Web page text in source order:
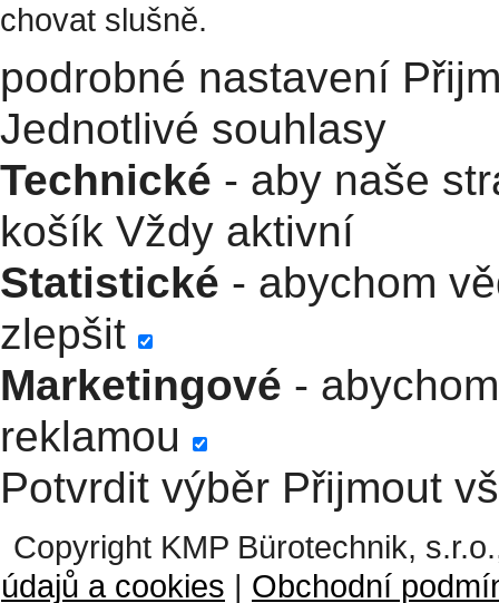
chovat slušně.
podrobné nastavení
Jednotlivé souhlasy
Technické - aby naše
košík Vždy aktivní
Statistické - abychom
zlepšit
Marketingové -
reklamou
Potvrdit výběr Přijmout
Copyright KMP Bürotechnik,
údajů a cookies | Obchodní